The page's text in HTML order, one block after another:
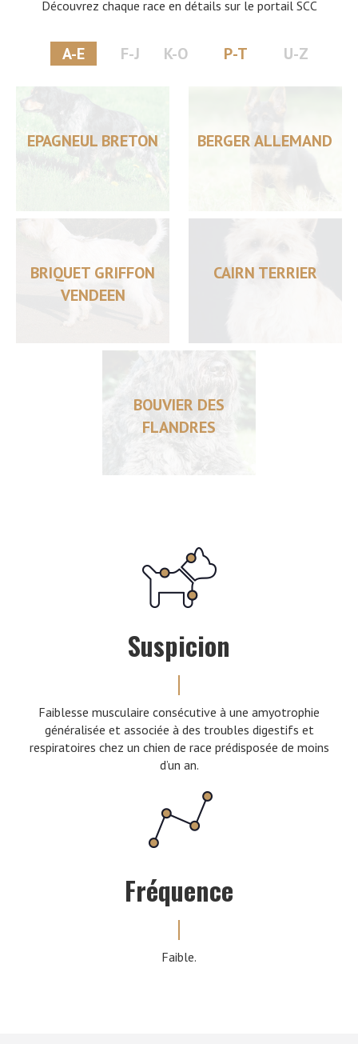
Découvrez chaque race en détails sur le portail SCC
A-E F-J K-O P-T U-Z
EPAGNEUL BRETON BERGER ALLEMAND
BRIQUET GRIFFON
VENDEEN
CAIRN TERRIER
BOUVIER DES
FLANDRES
Suspicion
Faiblesse musculaire consécutive à une amyotrophie
généralisée et associée à des troubles digestifs et
respiratoires chez un chien de race prédisposée de moins
d’un an.
Fréquence
Faible.